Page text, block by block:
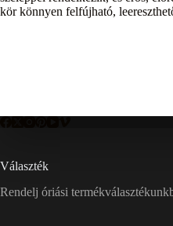
kör könnyen felfújható,
Választék
Rendelj óriási